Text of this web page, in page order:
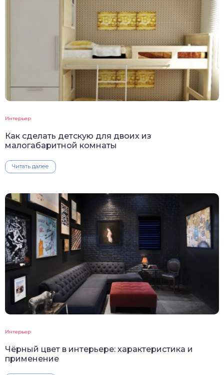
Интерьер
Как сделать детскую для двоих из
малогабаритной комнаты
Читать далее
Интерьер
Чёрный цвет в интерьере: характеристика и
применение